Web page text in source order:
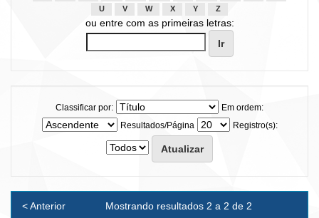
U
V W X Y Z
ou entre com as primeiras letras:
Classificar por:
Em ordem:
Resultados/Página
Registro(s):
Mostrando resultados 2 a 2 de 2
< Anterior